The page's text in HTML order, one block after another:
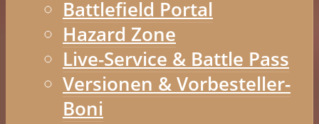
Battlefield Portal
Hazard Zone
Live-Service & Battle Pass
Versionen & Vorbesteller-
Boni